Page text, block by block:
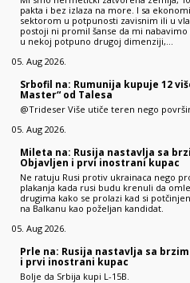
pakta i bez izlaza na more. I sa
sektorom u potpunosti zavisnim ili u
postoji ni promil šanse da mi
u nekoj potpuno drugoj dimenziji,…
05. Aug 2026.
Srbofil na: Rumunija kupuje 12
Master“ od Talesa
@Trideser Više utiče teren nego
05. Aug 2026.
Mileta na: Rusija nastavlja sa
Objavljen i prvi inostrani kupac
Ne ratuju Rusi protiv ukrainaca nego
plakanja kada rusi budu krenuli da
drugima kako se prolazi kad si
na Balkanu kao poželjan kandidat.
05. Aug 2026.
Prle na: Rusija nastavlja sa
i prvi inostrani kupac
Bolje da Srbija kupi L-15B.